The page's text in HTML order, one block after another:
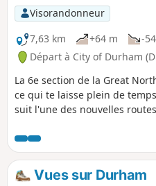
Visorandonneur
7,63 km
+64 m -
Départ à City of Durham
La 6e section de la Great
ce qui te laisse plein de
suit l'une des nouvelles
rejoindre l'A167. L'itinéraire
en passant par le village de
terminer à Chester Moor.
Vues sur Durham